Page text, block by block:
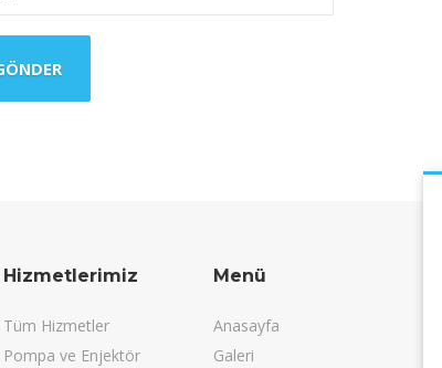
Hizmetlerimiz
Tüm Hizmetler
Pompa ve Enjektör
Menü
Anasayfa
Galeri